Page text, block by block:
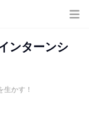
ンターンシ
かす！